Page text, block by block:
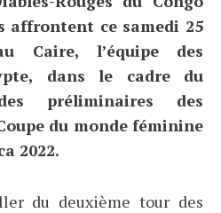
affrontent ce samedi 25
Caire, l’équipe des
dans le cadre du
préliminaires des
du monde féminine
2022.
du deuxième tour des